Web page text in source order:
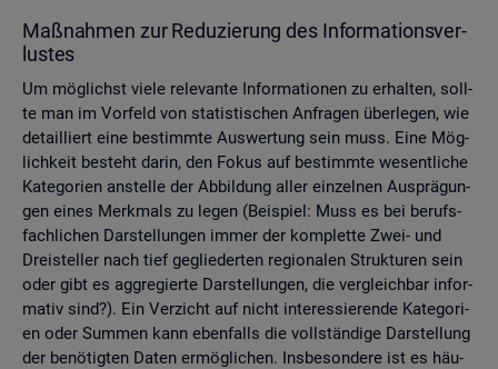
Maß­nah­men zur Re­du­zie­rung des In­for­ma­ti­ons­ver­
lus­tes
Um mög­lichst viele re­le­van­te In­for­ma­tio­nen zu er­hal­ten, soll­
te man im Vor­feld von sta­tis­ti­schen An­fra­gen über­le­gen, wie
de­tail­liert eine be­stimm­te Aus­wer­tung sein muss. Eine Mög­
lich­keit be­steht darin, den Fokus auf be­stimm­te we­sent­li­che
Ka­te­go­ri­en an­stel­le der Ab­bil­dung aller ein­zel­nen Aus­prä­gun­
gen eines Merk­mals zu legen (Bei­spiel: Muss es bei be­rufs­
fach­li­chen Dar­stel­lun­gen immer der kom­plet­te Zwei- und
Drei­stel­ler nach tief ge­glie­der­ten re­gio­na­len Struk­tu­ren sein
oder gibt es agg­re­gier­te Dar­stel­lun­gen, die ver­gleich­bar in­for­
ma­tiv sind?). Ein Ver­zicht auf nicht in­ter­es­sie­ren­de Ka­te­go­ri­
en oder Sum­men kann eben­falls die voll­stän­di­ge Dar­stel­lung
der be­nö­tig­ten Daten er­mög­li­chen. Ins­be­son­de­re ist es häu­